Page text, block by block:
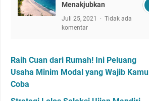
Menakjubkan
Juli 25, 2021
Tidak ada
komentar
Raih Cuan dari Rumah! Ini Peluang
Usaha Minim Modal yang Wajib Kamu
Coba